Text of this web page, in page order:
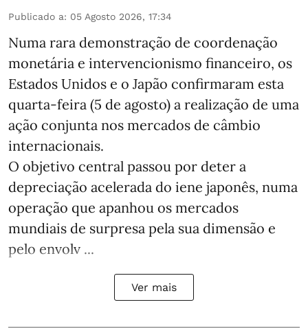
Publicado a: 05 Agosto 2026, 17:34
Numa rara demonstração de coordenação
monetária e intervencionismo financeiro, os
Estados Unidos e o Japão confirmaram esta
quarta-feira (5 de agosto) a realização de uma
ação conjunta nos mercados de câmbio
internacionais.
O objetivo central passou por deter a
depreciação acelerada do iene japonês, numa
operação que apanhou os mercados
mundiais de surpresa pela sua dimensão e
pelo envolv ...
Ver mais